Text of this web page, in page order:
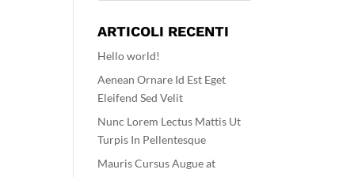
ARTICOLI RECENTI
Hello world!
Aenean Ornare Id Est Eget
Eleifend Sed Velit
Nunc Lorem Lectus Mattis Ut
Turpis In Pellentesque
Mauris Cursus Augue at